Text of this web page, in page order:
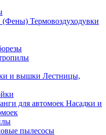
Термовоздуходувки
Лестницы,
Насадки и